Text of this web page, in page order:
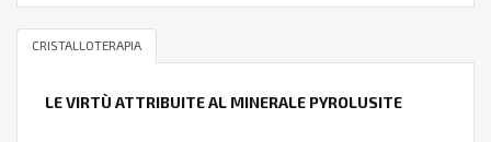
CRISTALLOTERAPIA
LE VIRTÙ ATTRIBUITE AL MINERALE PYROLUSITE